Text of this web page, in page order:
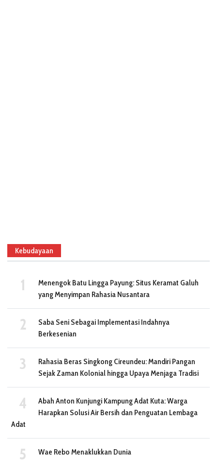
Kebudayaan
Menengok Batu Lingga Payung: Situs Keramat Galuh
yang Menyimpan Rahasia Nusantara
Saba Seni Sebagai Implementasi Indahnya
Berkesenian
Rahasia Beras Singkong Cireundeu: Mandiri Pangan
Sejak Zaman Kolonial hingga Upaya Menjaga Tradisi
Abah Anton Kunjungi Kampung Adat Kuta: Warga
Harapkan Solusi Air Bersih dan Penguatan Lembaga
Adat
Wae Rebo Menaklukkan Dunia